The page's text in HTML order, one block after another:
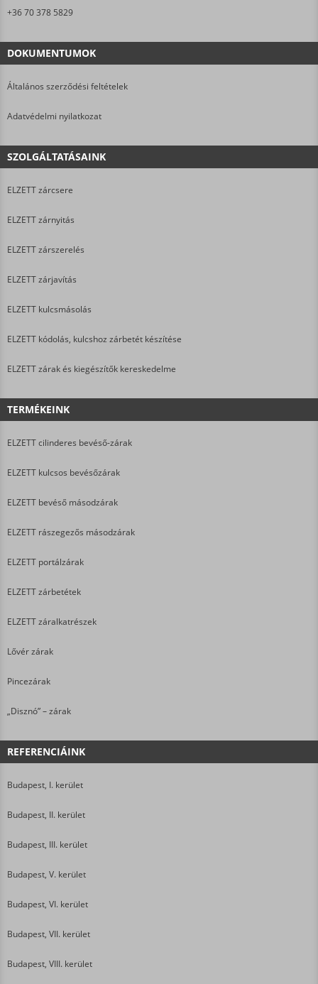
+36 70 378 5829
DOKUMENTUMOK
Általános szerződési feltételek
Adatvédelmi nyilatkozat
SZOLGÁLTATÁSAINK
ELZETT zárcsere
ELZETT zárnyitás
ELZETT zárszerelés
ELZETT zárjavítás
ELZETT kulcsmásolás
ELZETT kódolás, kulcshoz zárbetét készítése
ELZETT zárak és kiegészítők kereskedelme
TERMÉKEINK
ELZETT cilinderes bevéső-zárak
ELZETT kulcsos bevésőzárak
ELZETT bevéső másodzárak
ELZETT rászegezős másodzárak
ELZETT portálzárak
ELZETT zárbetétek
ELZETT záralkatrészek
Lővér zárak
Pincezárak
„Disznó” – zárak
REFERENCIÁINK
Budapest, I. kerület
Budapest, II. kerület
Budapest, III. kerület
Budapest, V. kerület
Budapest, VI. kerület
Budapest, VII. kerület
Budapest, VIII. kerület